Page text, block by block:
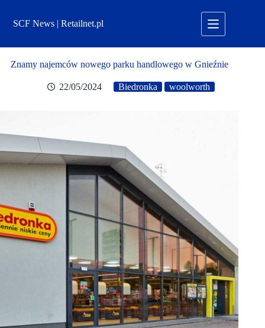
treściSCF News | Retailnet.pl
Znamy najemców nowego parku handlowego w Gnieźnie
22/05/2024 Biedronka woolworth